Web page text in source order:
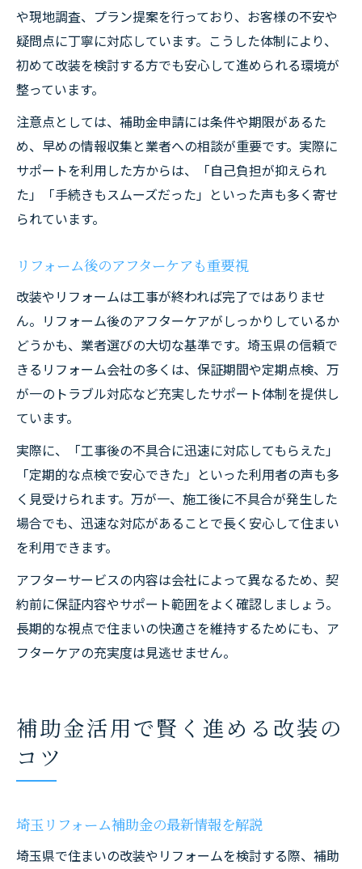
や現地調査、プラン提案を行っており、お客様の不安や
疑問点に丁寧に対応しています。こうした体制により、
初めて改装を検討する方でも安心して進められる環境が
整っています。
注意点としては、補助金申請には条件や期限があるた
め、早めの情報収集と業者への相談が重要です。実際に
サポートを利用した方からは、「自己負担が抑えられ
た」「手続きもスムーズだった」といった声も多く寄せ
られています。
リフォーム後のアフターケアも重要視
改装やリフォームは工事が終われば完了ではありませ
ん。リフォーム後のアフターケアがしっかりしているか
どうかも、業者選びの大切な基準です。埼玉県の信頼で
きるリフォーム会社の多くは、保証期間や定期点検、万
が一のトラブル対応など充実したサポート体制を提供し
ています。
実際に、「工事後の不具合に迅速に対応してもらえた」
「定期的な点検で安心できた」といった利用者の声も多
く見受けられます。万が一、施工後に不具合が発生した
場合でも、迅速な対応があることで長く安心して住まい
を利用できます。
アフターサービスの内容は会社によって異なるため、契
約前に保証内容やサポート範囲をよく確認しましょう。
長期的な視点で住まいの快適さを維持するためにも、ア
フターケアの充実度は見逃せません。
補助金活用で賢く進める改装の
コツ
埼玉リフォーム補助金の最新情報を解説
埼玉県で住まいの改装やリフォームを検討する際、補助